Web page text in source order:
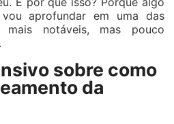
aprofundar em uma das
mais notáveis, mas pouco
sobre como
da